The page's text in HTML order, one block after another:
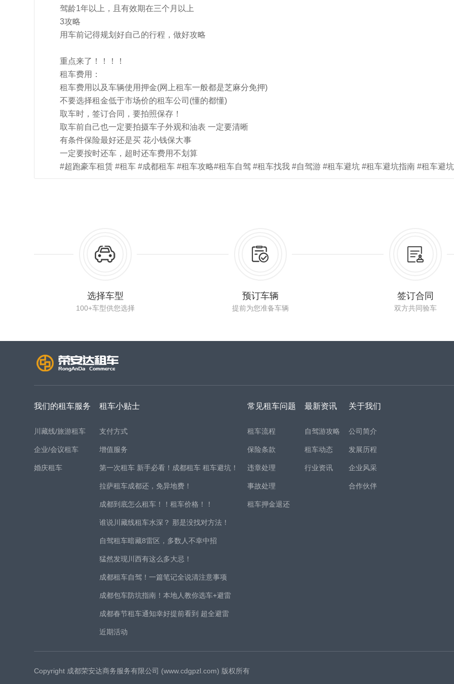
驾龄1年以上，且有效期在三个月以上
3攻略
用车前记得规划好自己的行程，做好攻略
重点来了！！！！
租车费用：
租车费用以及车辆使用押金(网上租车一般都是芝麻分免押)
不要选择租金低于市场价的租车公司(懂的都懂)
取车时，签订合同，要拍照保存！
取车前自己也一定要拍摄车子外观和油表 一定要清晰
有条件保险最好还是买 花小钱保大事
一定要按时还车，超时还车费用不划算
#超跑豪车租赁 #租车 #成都租车 #租车攻略#租车自驾 #租车找我 #自驾游 #租车避坑 #租车避坑指南 #租车避
选择车型
100+车型供您选择
预订车辆
提前为您准备车辆
签订合同
双方共同验车
我们的租车服务
川藏线/旅游租车
企业/会议租车
婚庆租车
租车小贴士
支付方式
增值服务
第一次租车 新手必看！成都租车 租车避坑！
拉萨租车成都还，免异地费！
成都到底怎么租车！！租车价格！！
谁说川藏线租车水深？ 那是没找对方法！
自驾租车暗藏8雷区，多数人不幸中招
猛然发现川西有这么多大忌！
成都租车自驾！一篇笔记全说清注意事项
成都包车防坑指南！本地人教你选车+避雷
成都春节租车通知幸好提前看到 超全避雷
近期活动
常见租车问题
租车流程
保险条款
违章处理
事故处理
租车押金退还
最新资讯
自驾游攻略
租车动态
行业资讯
关于我们
公司简介
发展历程
企业风采
合作伙伴
Copyright 成都荣安达商务服务有限公司 (www.cdgpzl.com) 版权所有